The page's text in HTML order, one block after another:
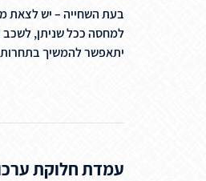
בעת השחייה – יש לצאת
יתאפשר להמשיך בתחרות
עמדת חלוקת